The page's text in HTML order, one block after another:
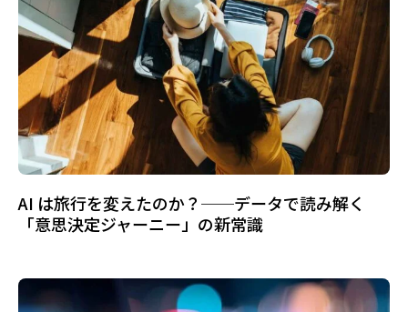
AI は旅行を変えたのか？──データで読み解く
「意思決定ジャーニー」の新常識